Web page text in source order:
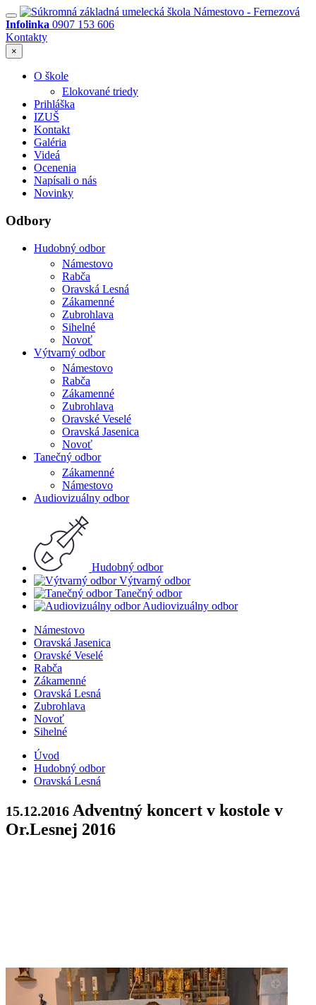
Infolinka 0907 153 606
Kontakty
×
O škole
Elokované triedy
Prihláška
IZUŠ
Kontakt
Galéria
Videá
Ocenenia
Napísali o nás
Novinky
Odbory
Hudobný odbor
Námestovo
Rabča
Oravská Lesná
Zákamenné
Zubrohlava
Sihelné
Novoť
Výtvarný odbor
Námestovo
Rabča
Zákamenné
Zubrohlava
Oravské Veselé
Oravská Jasenica
Novoť
Tanečný odbor
Zákamenné
Námestovo
Audiovizuálny odbor
Hudobný odbor
Výtvarný odbor
Tanečný odbor
Audiovizuálny odbor
Námestovo
Oravská Jasenica
Oravské Veselé
Rabča
Zákamenné
Oravská Lesná
Zubrohlava
Novoť
Sihelné
Úvod
Hudobný odbor
Oravská Lesná
15.12.2016 Adventný koncert v kostole v
Or.Lesnej 2016